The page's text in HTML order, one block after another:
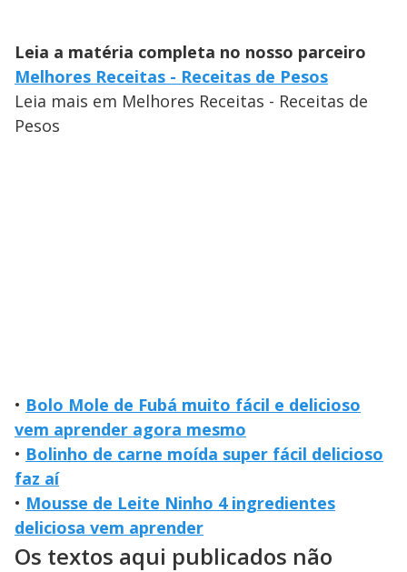
Leia a matéria completa no nosso parceiro
Melhores Receitas - Receitas de Pesos
Leia mais em Melhores Receitas - Receitas de
Pesos
• Bolo Mole de Fubá muito fácil e delicioso
vem aprender agora mesmo
• Bolinho de carne moída super fácil delicioso
faz aí
• Mousse de Leite Ninho 4 ingredientes
deliciosa vem aprender
Os textos aqui publicados não